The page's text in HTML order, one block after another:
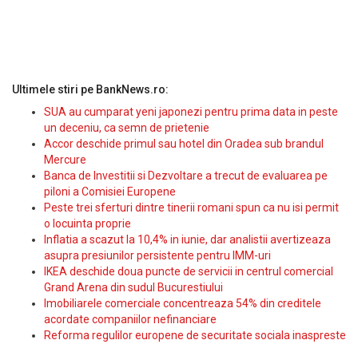
Ultimele stiri pe BankNews.ro:
SUA au cumparat yeni japonezi pentru prima data in peste
un deceniu, ca semn de prietenie
Accor deschide primul sau hotel din Oradea sub brandul
Mercure
Banca de Investitii si Dezvoltare a trecut de evaluarea pe
piloni a Comisiei Europene
Peste trei sferturi dintre tinerii romani spun ca nu isi permit
o locuinta proprie
Inflatia a scazut la 10,4% in iunie, dar analistii avertizeaza
asupra presiunilor persistente pentru IMM-uri
IKEA deschide doua puncte de servicii in centrul comercial
Grand Arena din sudul Bucurestiului
Imobiliarele comerciale concentreaza 54% din creditele
acordate companiilor nefinanciare
Reforma regulilor europene de securitate sociala inaspreste